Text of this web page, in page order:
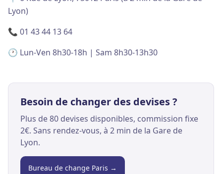
Lyon)
📞 01 43 44 13 64
🕐 Lun-Ven 8h30-18h | Sam 8h30-13h30
Besoin de changer des devises ?
Plus de 80 devises disponibles, commission fixe
2€. Sans rendez-vous, à 2 min de la Gare de
Lyon.
Bureau de change Paris →